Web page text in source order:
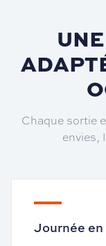
Chaque sortie
envies,
Journée